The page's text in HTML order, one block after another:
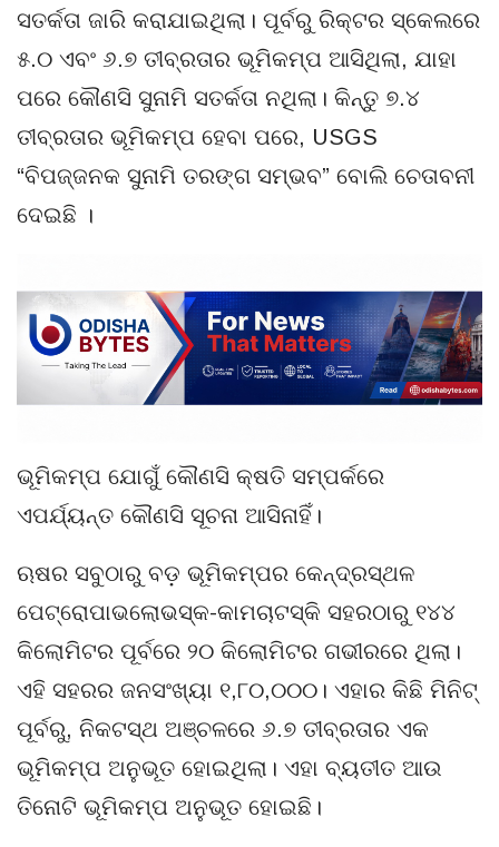
ସତର୍କତା ଜାରି କରାଯାଇଥିଲା। ପୂର୍ବରୁ ରିକ୍ଟର ସ୍କେଲରେ
୫.୦ ଏବଂ ୬.୭ ତୀବ୍ରତାର ଭୂମିକମ୍ପ ଆସିଥିଲା, ଯାହା
ପରେ କୌଣସି ସୁନାମି ସତର୍କତା ନଥିଲା। କିନ୍ତୁ ୭.୪
ତୀବ୍ରତାର ଭୂମିକମ୍ପ ହେବା ପରେ, USGS
“ବିପଜ୍ଜନକ ସୁନାମି ତରଙ୍ଗ ସମ୍ଭବ” ବୋଲି ଚେତାବନୀ
ଦେଇଛି ।
ଭୂମିକମ୍ପ ଯୋଗୁଁ କୌଣସି କ୍ଷତି ସମ୍ପର୍କରେ
ଏପର୍ଯ୍ୟନ୍ତ କୌଣସି ସୂଚନା ଆସିନାହିଁ।
ଋଷର ସବୁଠାରୁ ବଡ଼ ଭୂମିକମ୍ପର କେନ୍ଦ୍ରସ୍ଥଳ
ପେଟ୍ରୋପାଭଲୋଭସ୍କ-କାମଚାଟସ୍କି ସହରଠାରୁ ୧୪୪
କିଲୋମିଟର ପୂର୍ବରେ ୨୦ କିଲୋମିଟର ଗଭୀରରେ ଥିଲା।
ଏହି ସହରର ଜନସଂଖ୍ୟା ୧,୮୦,୦୦୦। ଏହାର କିଛି ମିନିଟ୍
ପୂର୍ବରୁ, ନିକଟସ୍ଥ ଅଞ୍ଚଳରେ ୬.୭ ତୀବ୍ରତାର ଏକ
ଭୂମିକମ୍ପ ଅନୁଭୂତ ହୋଇଥିଲା। ଏହା ବ୍ୟତୀତ ଆଉ
ତିନୋଟି ଭୂମିକମ୍ପ ଅନୁଭୂତ ହୋଇଛି।